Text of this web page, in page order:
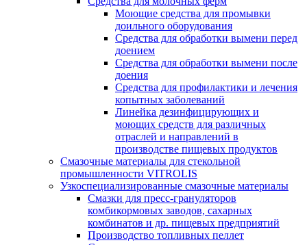
Моющие средства для промывки
доильного оборудования
Средства для обработки вымени перед
доением
Средства для обработки вымени после
доения
Средства для профилактики и лечения
копытных заболеваний
Линейка дезинфицирующих и
моющих средств для различных
отраслей и направлений в
производстве пищевых продуктов
Смазочные материалы для стекольной
промышленности VITROLIS
Узкоспециализированные смазочные материалы
Смазки для пресс-грануляторов
комбикормовых заводов, сахарных
комбинатов и др. пищевых предприятий
Производство топливных пеллет